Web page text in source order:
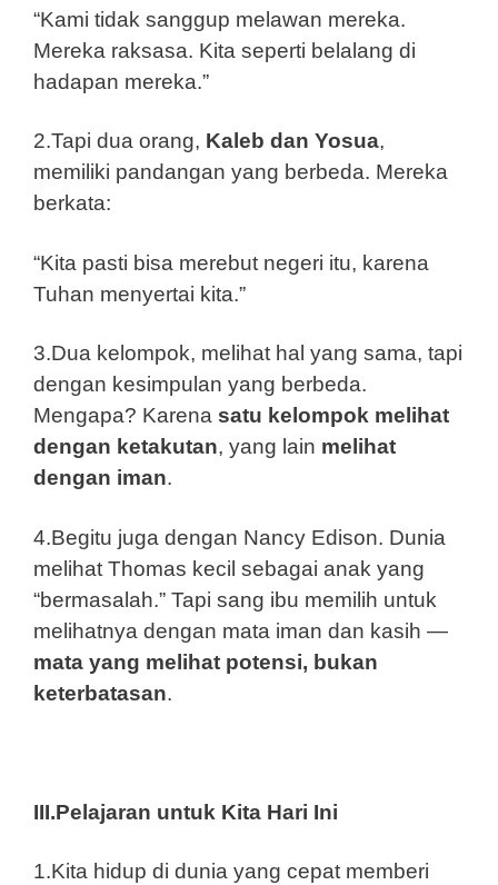
“Kami tidak sanggup melawan mereka.
Mereka raksasa. Kita seperti belalang di
hadapan mereka.”
2.Tapi dua orang, Kaleb dan Yosua,
memiliki pandangan yang berbeda. Mereka
berkata:
“Kita pasti bisa merebut negeri itu, karena
Tuhan menyertai kita.”
3.Dua kelompok, melihat hal yang sama, tapi
dengan kesimpulan yang berbeda.
Mengapa? Karena satu kelompok melihat
dengan ketakutan, yang lain melihat
dengan iman.
4.Begitu juga dengan Nancy Edison. Dunia
melihat Thomas kecil sebagai anak yang
“bermasalah.” Tapi sang ibu memilih untuk
melihatnya dengan mata iman dan kasih —
mata yang melihat potensi, bukan
keterbatasan.
III.Pelajaran untuk Kita Hari Ini
1.Kita hidup di dunia yang cepat memberi